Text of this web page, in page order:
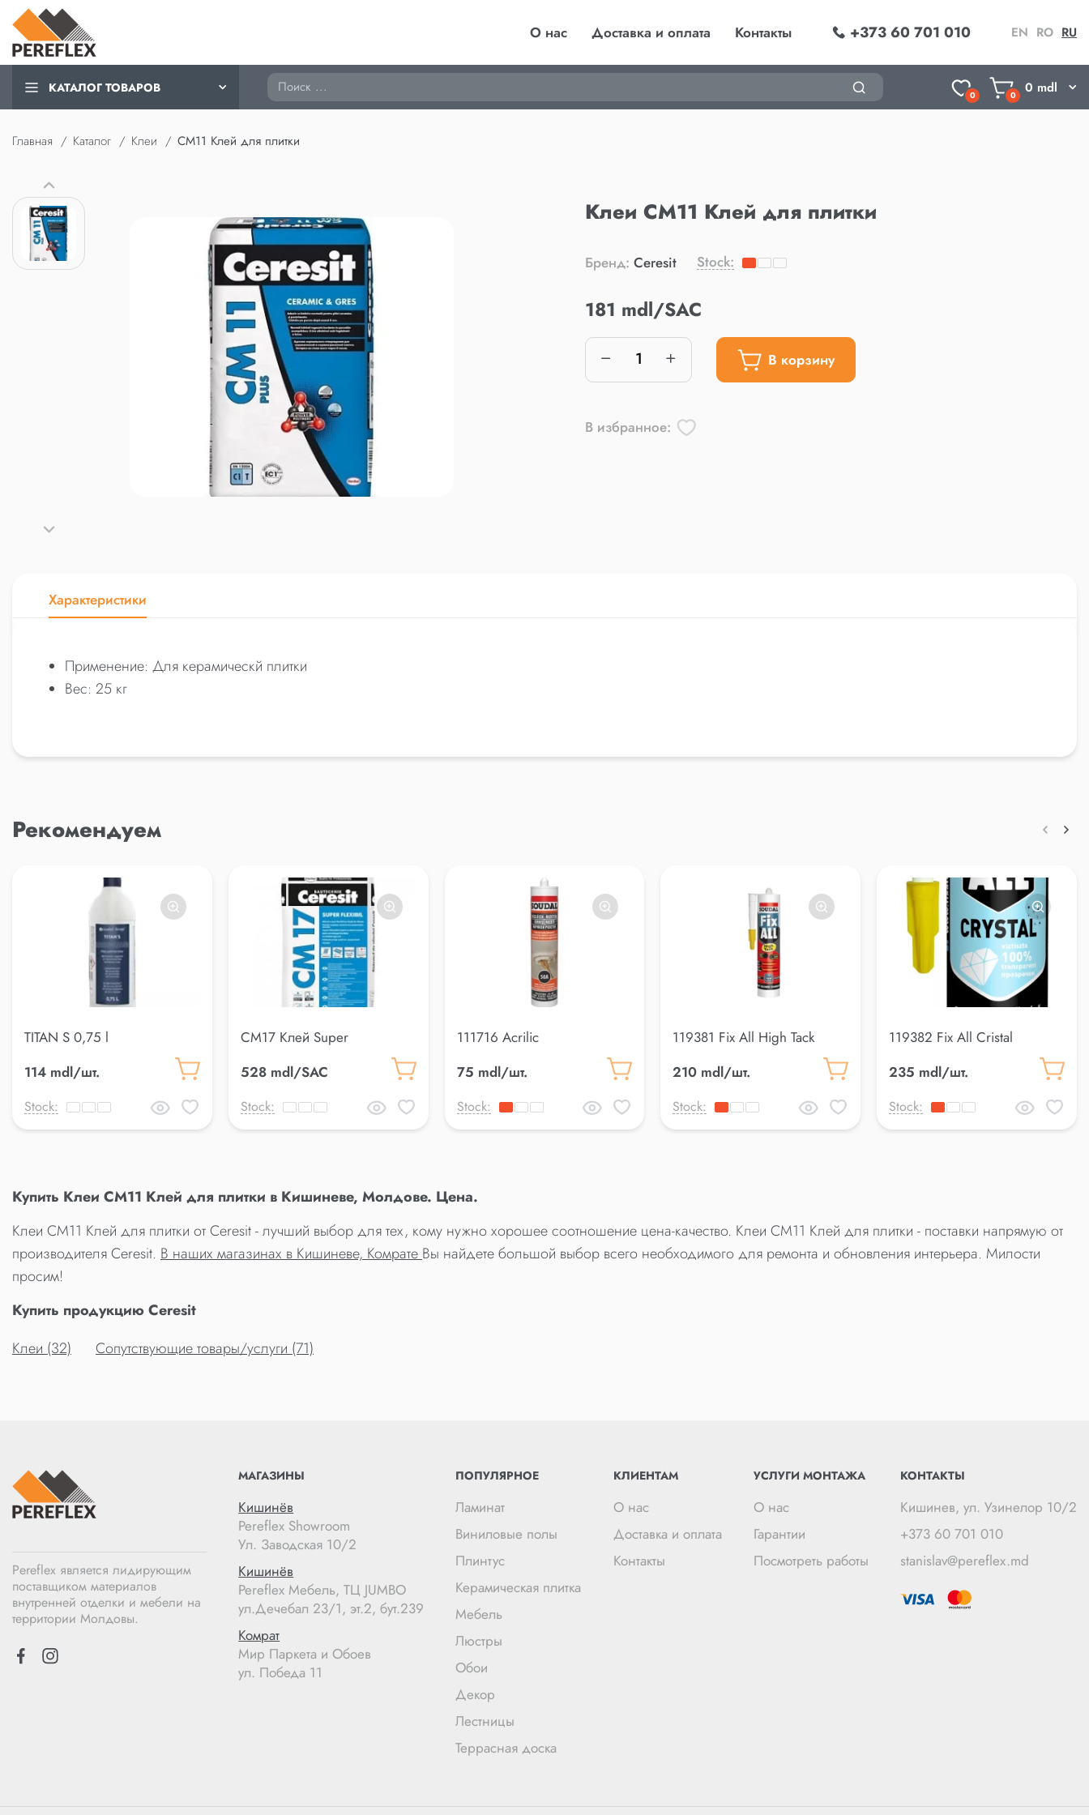
О нас Доставка и оплата Контакты +373 60 701 010 EN RO RU
КАТАЛОГ ТОВАРОВ Поиск
0 0 0 mdl
Главная Каталог Клеи CM11 Клей для плитки
Клеи CM11 Клей для плитки
Бренд: Ceresit Stock:
181 mdl/SAC
В корзину
В избранное:
Характеристики
Применение: Для керамическй плитки
Вес: 25 кг
Рекомендуем
TITAN S 0,75 l
114 mdl/шт.
Stock:
CM17 Клей Super
528 mdl/SAC
Stock:
111716 Acrilic
75 mdl/шт.
Stock:
119381 Fix All High Tack
210 mdl/шт.
Stock:
119382 Fix All Cristal
235 mdl/шт.
Stock:
Купить Клеи CM11 Клей для плитки в Кишиневе, Молдове. Цена.
Клеи CM11 Клей для плитки от Ceresit - лучший выбор для тех, кому нужно хорошее соотношение цена-качество. Клеи CM11 Клей для плитки - поставки напрямую от
производителя Ceresit. В наших магазинах в Кишиневе, Комрате Вы найдете большой выбор всего необходимого для ремонта и обновления интерьера. Милости
просим!
Купить продукцию Ceresit
Клеи (32)
Сопутствующие товары/услуги (71)
Pereflex является лидирующим
поставщиком материалов
внутренней отделки и мебели на
территории Молдовы.
МАГАЗИНЫ
Кишинёв
Pereflex Showroom
Ул. Заводская 10/2
Кишинёв
Pereflex Мебель, ТЦ JUMBO
ул.Дечебал 23/1, эт.2, бут.239
Комрат
Мир Паркета и Обоев
ул. Победа 11
ПОПУЛЯРНОЕ
Ламинат
Виниловые полы
Плинтус
Керамическая плитка
Мебель
Люстры
Обои
Декор
Лестницы
Террасная доска
КЛИЕНТАМ
О нас
Доставка и оплата
Контакты
УСЛУГИ МОНТАЖА
О нас
Гарантии
Посмотреть работы
КОНТАКТЫ
Кишинев, ул. Узинелор 10/2
+373 60 701 010
stanislav@pereflex.md